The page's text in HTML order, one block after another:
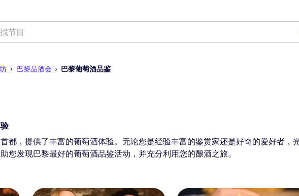
节目
巴黎品酒会 巴黎葡萄酒品鉴
都，提供了丰富的葡萄酒体验。无论您是经验丰富的鉴赏家还是好奇的爱好者，
您发现巴黎最好的葡萄酒品鉴活动，并充分利用您的酿酒之旅。